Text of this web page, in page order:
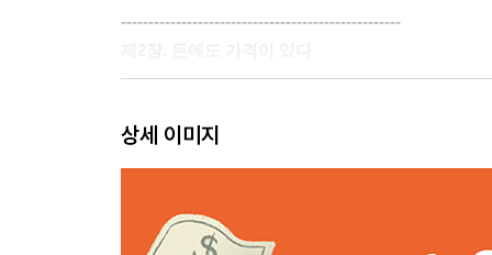
---------------------------------------------------
---------------------------------------------------
1. 돈의 가격 - ‘돈의 가격’은 계속 달라진대요!
2. 금리 - 돈의 인기를 나타내는 숫자
4. 물가 - 물건의 가격이 다 같이 움직여요
상세 이미지